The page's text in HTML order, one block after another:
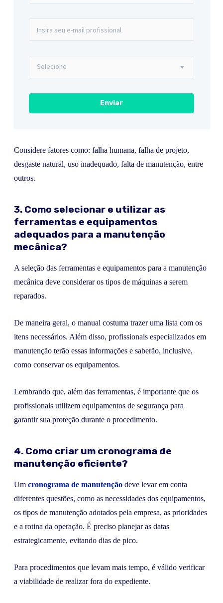
Considere fatores como: falha humana, falha de projeto,
desgaste natural, uso inadequado, falta de manutenção, entre
outros.
3. Como selecionar e utilizar as
ferramentas e equipamentos
adequados para a manutenção
mecânica?
A seleção das ferramentas e equipamentos para a manutenção
mecânica deve considerar os tipos de máquinas a serem
reparados.
De maneira geral, o manual costuma trazer uma lista com os
itens necessários. Além disso, profissionais especializados em
manutenção terão essas informações e saberão, inclusive,
como conservar os equipamentos.
Lembrando que, além das ferramentas, é importante que os
profissionais utilizem equipamentos de segurança para
garantir sua proteção durante o procedimento.
4. Como criar um cronograma de
manutenção eficiente?
Um cronograma de manutenção deve levar em conta
diferentes questões, como as necessidades dos equipamentos,
os tipos de manutenção adotados pela empresa, as prioridades
e a rotina da operação. É preciso planejar as datas
estrategicamente, evitando dias de pico.
Para procedimentos que levam mais tempo, é válido verificar
a viabilidade de realizar fora do expediente.